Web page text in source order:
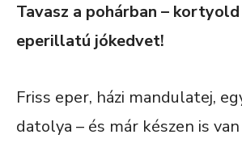
Tavasz a pohárban –
eperillatú jókedvet!
Friss eper, házi mandulatej,
datolya – és már készen is